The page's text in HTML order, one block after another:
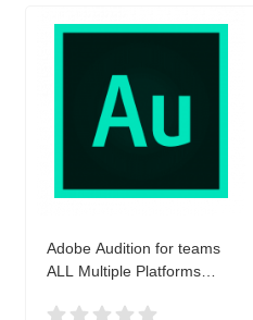
Adobe Audition for teams
ALL Multiple Platforms